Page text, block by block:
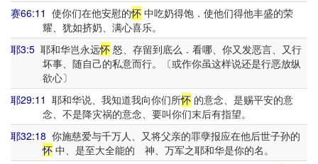
赛66:11 使你们在他安慰的怀 中吃奶得饱．使他们得他丰盛的荣
耀、犹如挤奶、满心喜乐。
耶3:5 耶和华岂永远怀 怒、存留到底么．看哪、你又发恶言、又行
坏事、随自己的私意而行。〔或作你虽这样说还是行恶放纵
欲心〕
耶29:11 耶和华说、我知道我向你们所怀 的意念、是赐平安的意
念、不是降灾祸的意念、要叫你们末后有指望。
耶32:18 你施慈爱与千万人、又将父亲的罪孽报应在他后世子孙的
怀中、是至大全能的 神、万军之耶和华是你的名。